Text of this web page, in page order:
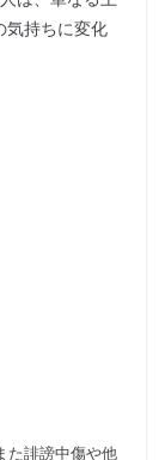
気持ちに変化
た誹謗中傷や他